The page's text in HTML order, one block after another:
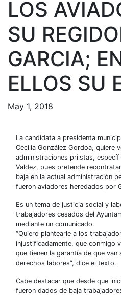
LOS
SU
GARCIA;
ELLOS SU
May 1, 2018
La candidata a presidenta
Cecilia González Gordoa, quiere
administraciones priistas,
Valdez, pues pretende
baja en la actual administración
fueron aviadores heredados por
Es un tema de justicia social y
trabajadores cesados del
mediante un comunicado.
“Quiero plantearle a los
injustificadamente, que conmigo
que tienen la garantía de que
derechos labores”, dice el texto.
Cabe destacar que desde que
fueron dados de baja